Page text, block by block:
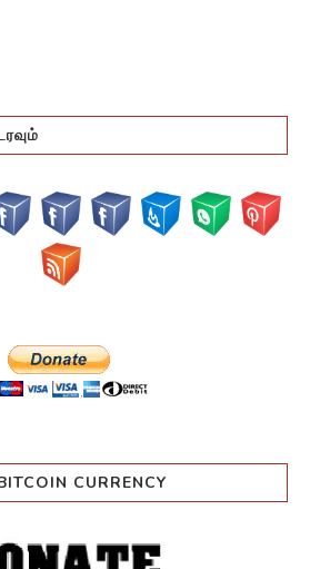
CURRENCY